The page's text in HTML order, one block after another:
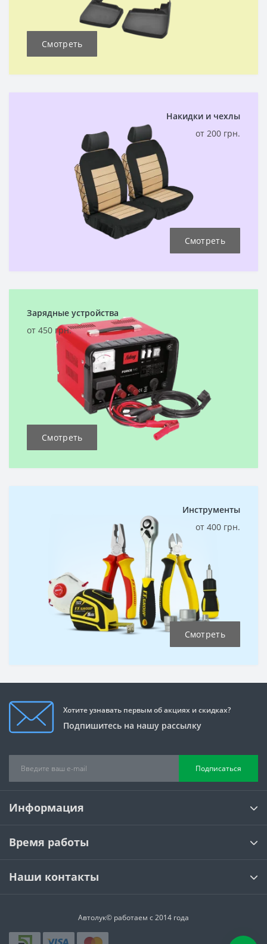
Смотреть
Накидки и чехлы
от 200 грн.
Смотреть
Зарядные устройства
от 450 грн.
Смотреть
Инструменты
от 400 грн.
Смотреть
Хотите узнавать первым об акциях и скидках?
Подпишитесь на нашу рассылку
Подписаться
Информация
Время работы
Наши контакты
Автолук© работаем с 2014 года